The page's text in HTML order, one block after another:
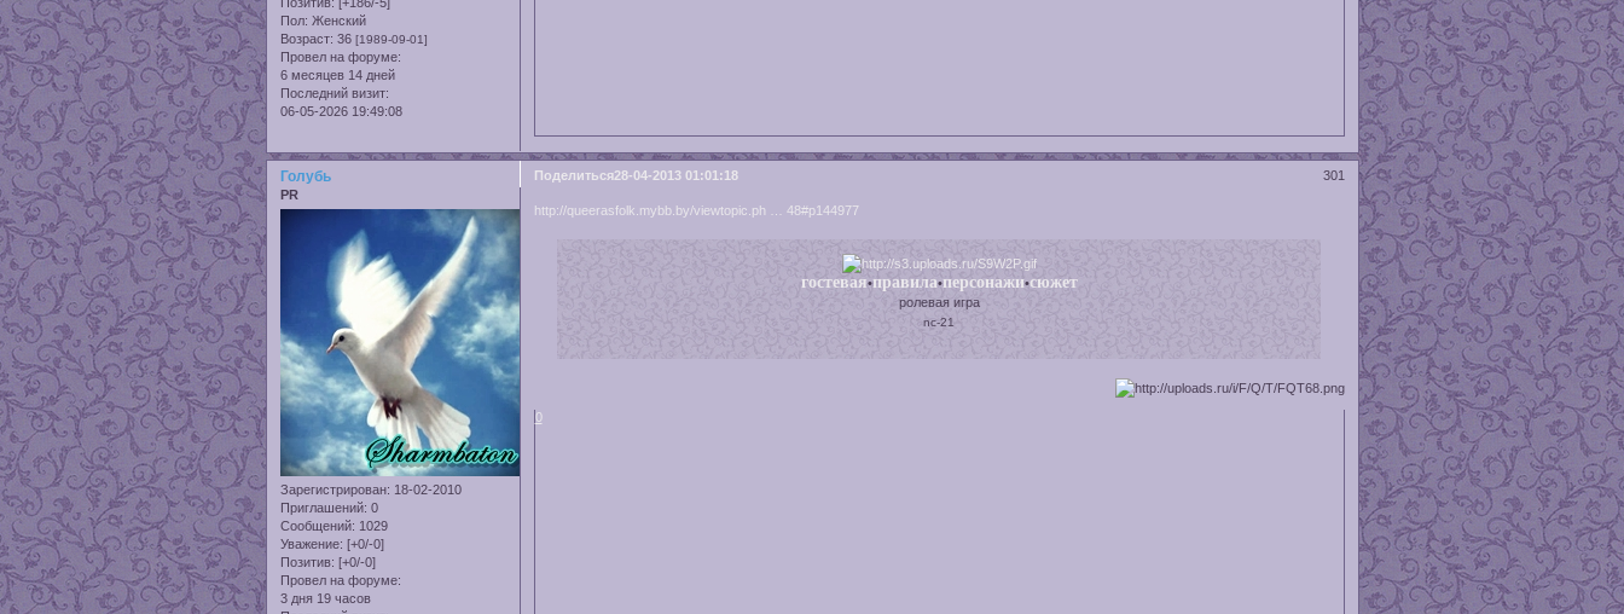
Пол: Женский
Возраст: 36 [1989-09-01]
Провел на форуме:
6 месяцев 14 дней
Последний визит:
06-05-2026 19:49:08
Поделиться 301
28-04-2013 01:01:18
Голубь
PR
Зарегистрирован: 18-02-2010
Приглашений: 0
Сообщений: 1029
Уважение: [+0/-0]
Позитив: [+0/-0]
Провел на форуме:
3 дня 19 часов
http://queerasfolk.mybb.by/viewtopic.ph … 48#p144977
гостевая•правила•персонажи•сюжет
ролевая игра
nc-21
0